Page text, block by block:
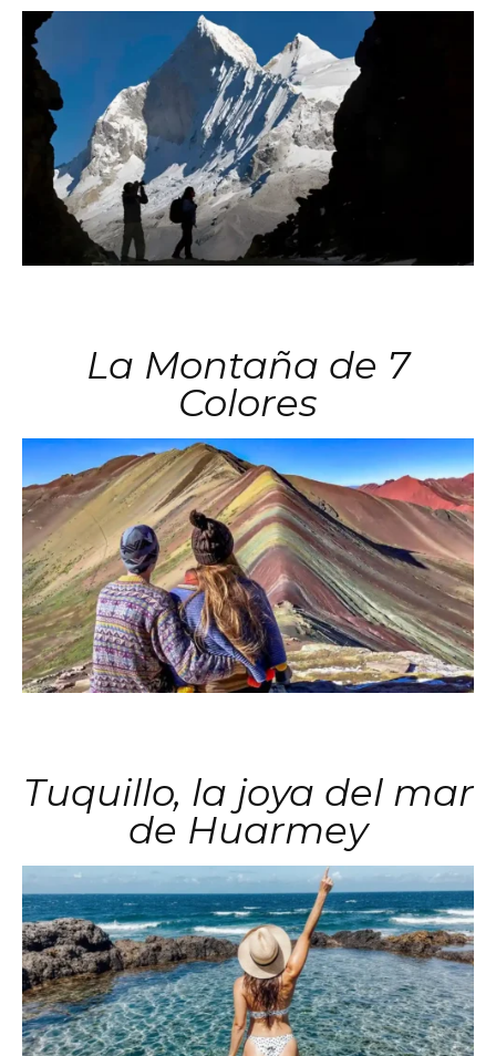
La Montaña de 7
Colores
Tuquillo, la joya del mar
de Huarmey